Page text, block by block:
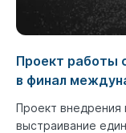
Проект работы
в финал
Проект
выстраивание